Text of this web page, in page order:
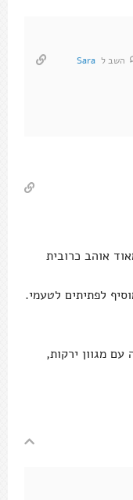
השב ל Sara
אוהב כרובית
לפתיתים לטעמי.
מגוון ירקות,